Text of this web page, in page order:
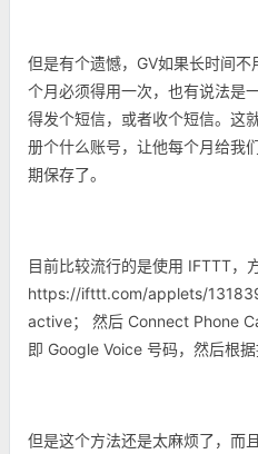
但是有个遗憾，GV如果长时间
个月必须得用一次，也有说法是
得发个短信，或者收个短信。这
册个什么账号，让他每个月给我
期保存了。
目前比较流行的是使用 IFTTT，
https://ifttt.com/applets/
active； 然后 Connect Phone
即 Google Voice 号码，然后根据
但是这个方法还是太麻烦了，而